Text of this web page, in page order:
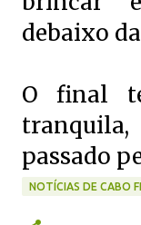
debaixo
O final
tranquila,
passado
NOTÍCIAS DE CABO